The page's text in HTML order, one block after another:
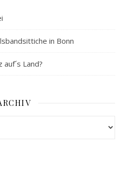
in Bonn
auf´s Land?